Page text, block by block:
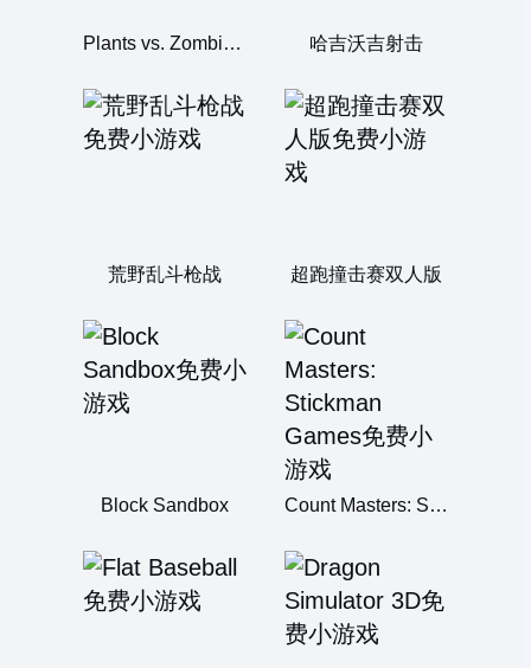
Plants vs. Zombies: Mutated 哈吉沃吉射击
荒野乱斗枪战 超跑撞击赛双人版
Block Sandbox Count Masters: Stickman Games